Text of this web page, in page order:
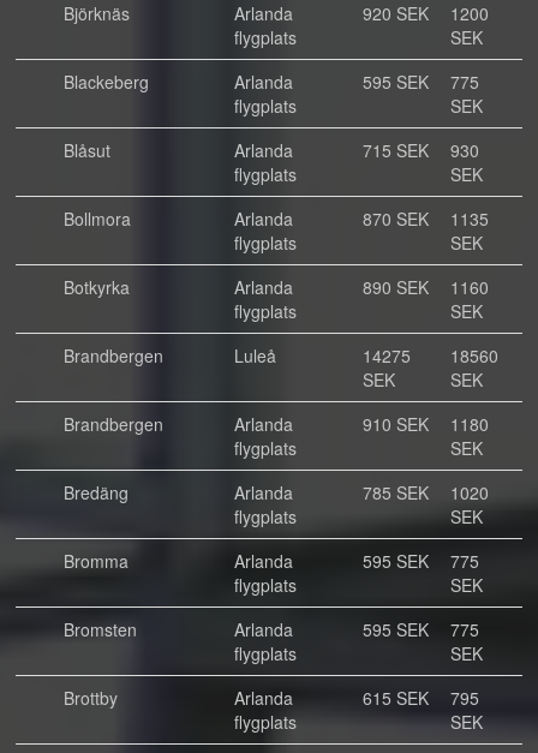
Björknäs
Arlanda
flygplats
920 SEK
1200
SEK
Blackeberg
Arlanda
flygplats
595 SEK
775
SEK
Blåsut
Arlanda
flygplats
715 SEK
930
SEK
Bollmora
Arlanda
flygplats
870 SEK
1135
SEK
Botkyrka
Arlanda
flygplats
890 SEK
1160
SEK
Brandbergen
Luleå
14275
SEK
18560
SEK
Brandbergen
Arlanda
flygplats
910 SEK
1180
SEK
Bredäng
Arlanda
flygplats
785 SEK
1020
SEK
Bromma
Arlanda
flygplats
595 SEK
775
SEK
Bromsten
Arlanda
flygplats
595 SEK
775
SEK
Brottby
Arlanda
flygplats
615 SEK
795
SEK